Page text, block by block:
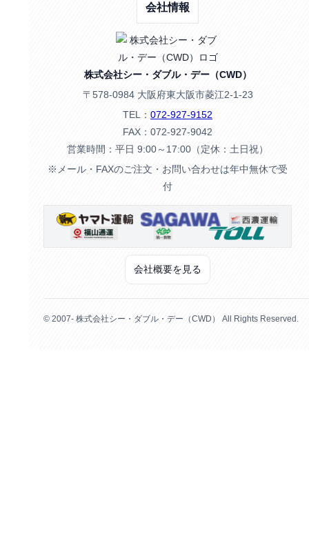
会社情報
株式会社シー・ダブル・デー（CWD）
〒578-0984 大阪府東大阪市菱江2-1-23
TEL： 072-927-9152
FAX：072-927-9042
営業時間：平日 9:00～17:00（定休：土日祝）
※メール・FAXのご注文・お問い合わせは年中無休で受
付
会社概要を見る
© 2007- 株式会社シー・ダブル・デー（CWD） All Rights Reserved.